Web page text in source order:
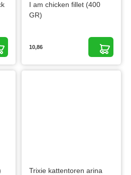
I am chicken fillet (400
GR)
10,86
Trixie kattentoren arina